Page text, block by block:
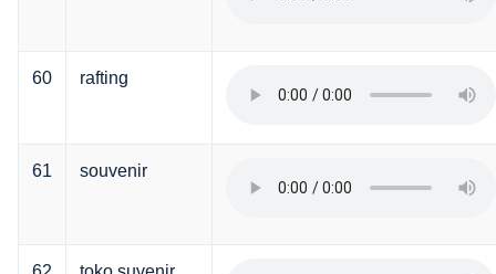
60 rafting
61 souvenir